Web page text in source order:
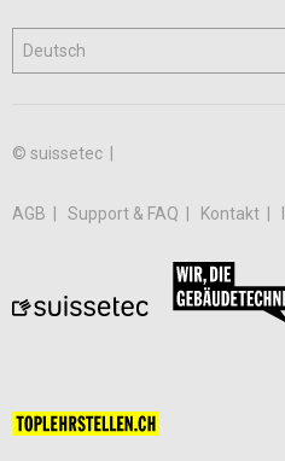
© suissetec |
AGB Support & FAQ Kontakt